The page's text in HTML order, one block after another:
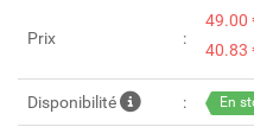
Prix
49.00
40.83
Disponibilité En